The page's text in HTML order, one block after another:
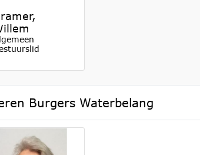
Burgers Waterbelang